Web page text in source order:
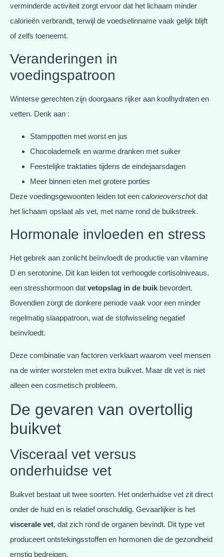
verminderde activiteit zorgt ervoor dat het lichaam minder
calorieën verbrandt, terwijl de voedselinname vaak gelijk blijft
of zelfs toeneemt.
Veranderingen in
voedingspatroon
Winterse gerechten zijn doorgaans rijker aan koolhydraten en
vetten. Denk aan :
Stamppotten met worst en jus
Chocolademelk en warme dranken met suiker
Feestelijke traktaties tijdens de eindejaarsdagen
Meer binnen eten met grotere porties
Deze voedingsgewoonten leiden tot een calorieoverschotdat
het lichaam opslaat als vet, met name rond de buikstreek.
Hormonale invloeden en stress
Het gebrek aan zonlicht beïnvloedt de productie van vitamine
D en serotonine. Dit kan leiden tot verhoogde cortisolniveaus,
een stresshormoon dat vetopslag in de buik bevordert.
Bovendien zorgt de donkere periode vaak voor een minder
regelmatig slaappatroon, wat de stofwisseling negatief
beïnvloedt.
Deze combinatie van factoren verklaart waarom veel mensen
na de winter worstelen met extra buikvet. Maar dit vet is niet
alleen een cosmetisch probleem.
De gevaren van overtollig
buikvet
Visceraal vet versus
onderhuidse vet
Buikvet bestaat uit twee soorten. Het onderhuidse vet zit direct
onder de huid en is relatief onschuldig. Gevaarlijker is het
viscerale vet, dat zich rond de organen bevindt. Dit type vet
produceert ontstekingsstoffen en hormonen die de gezondheid
ernstig bedreigen.